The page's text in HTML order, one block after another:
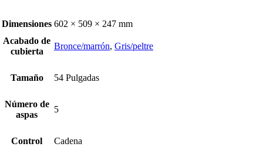
Dimensiones 602 × 509 × 247 mm
Acabado de
cubierta
Bronce/marrón, Gris/peltre
Tamaño 54 Pulgadas
Número de
aspas
5
Control Cadena